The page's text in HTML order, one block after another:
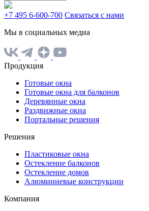
+7 495 6-600-700 Связаться с нами
Мы в социальных медиа
Продукция
Готовые окна
Готовые окна для балконов
Деревянные окна
Раздвижные окна
Портальные решения
Решения
Пластиковые окна
Остекление балконов
Остекление домов
Алюминиевые конструкции
Компания